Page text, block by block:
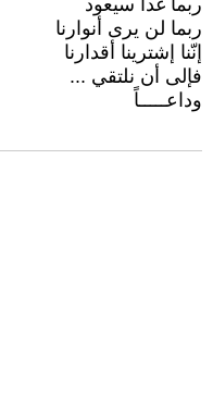
ربما غداً سيعود
ربما لن يرى أنوارنا
إنّنا إشترينا أقدارنا
فإلى أن نلتقي ...
وداعـــــاً